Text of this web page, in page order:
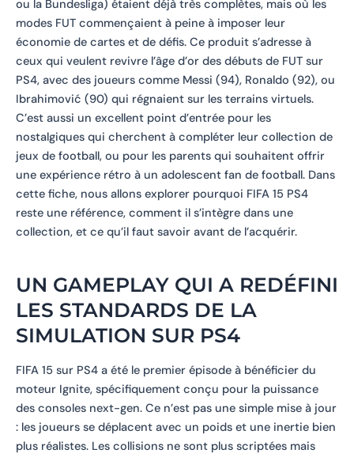
ou la Bundesliga) étaient déjà très complètes, mais où les
modes FUT commençaient à peine à imposer leur
économie de cartes et de défis. Ce produit s’adresse à
ceux qui veulent revivre l’âge d’or des débuts de FUT sur
PS4, avec des joueurs comme Messi (94), Ronaldo (92), ou
Ibrahimović (90) qui régnaient sur les terrains virtuels.
C’est aussi un excellent point d’entrée pour les
nostalgiques qui cherchent à compléter leur collection de
jeux de football, ou pour les parents qui souhaitent offrir
une expérience rétro à un adolescent fan de football. Dans
cette fiche, nous allons explorer pourquoi FIFA 15 PS4
reste une référence, comment il s’intègre dans une
collection, et ce qu’il faut savoir avant de l’acquérir.
UN GAMEPLAY QUI A REDÉFINI
LES STANDARDS DE LA
SIMULATION SUR PS4
FIFA 15 sur PS4 a été le premier épisode à bénéficier du
moteur Ignite, spécifiquement conçu pour la puissance
des consoles next-gen. Ce n’est pas une simple mise à jour
: les joueurs se déplacent avec un poids et une inertie bien
plus réalistes. Les collisions ne sont plus scriptées mais